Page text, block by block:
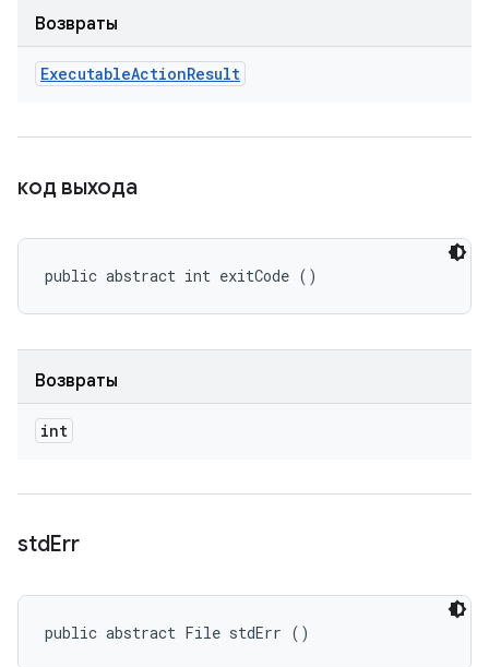
Возвраты
ExecutableActionResult
код выхода
public abstract int exitCode ()
Возвраты
int
stdErr
public abstract File stdErr ()